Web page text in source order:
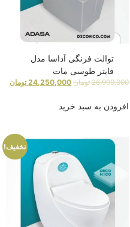
توالت فرنگی آداسا مدل
فایتر طوسی مات
26,900,000 تومان 24,250,000 تومان
افزودن به سبد خرید
تخفیف!